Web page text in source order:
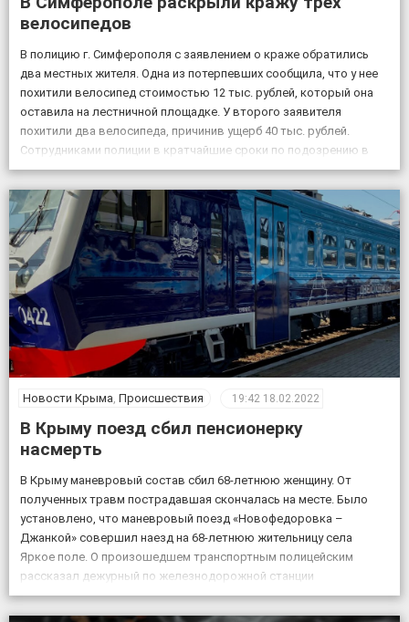
велосипедов
В полицию г. Симферополя с заявлением о краже обратились
два местных жителя. Одна из потерпевших сообщила, что у нее
похитили велосипед стоимостью 12 тыс. рублей, который она
оставила на лестничной площадке. У второго заявителя
похитили два велосипеда, причинив ущерб 40 тыс. рублей.
Сотрудниками полиции в кратчайшие сроки по подозрению в
совершении данных преступлений задержаны двое […]
Новости Крыма, Происшествия 19:42 18.02.2022
В Крыму поезд сбил пенсионерку
насмерть
В Крыму маневровый состав сбил 68-летнюю женщину. От
полученных травм пострадавшая скончалась на месте. Было
установлено, что маневровый поезд «Новофедоровка –
Джанкой» совершил наезд на 68-летнюю жительницу села
Яркое поле. О произошедшем транспортным полицейским
рассказал дежурный по железнодорожной станции
«Кировская». «Женщина переходила через железнодорожные
пути в установленном для этого месте, но на сигналы,